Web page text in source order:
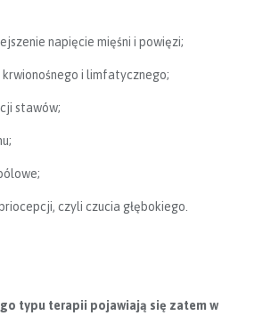
napięcie mięśni i powięzi;
i limfatycznego;
stawów;
czyli czucia głębokiego.
typu terapii pojawiają się zatem w